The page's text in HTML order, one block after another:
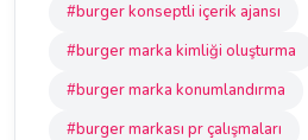
#burger konseptli içerik ajansı
#burger marka kimliği oluşturma
#burger marka konumlandırma
#burger markası pr çalışmaları